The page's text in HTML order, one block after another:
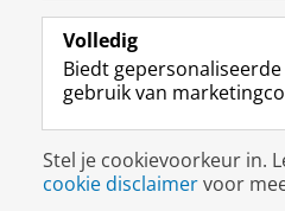
Alumni
Over ons
Disclaimer & Copyright
Volledig
Biedt
gebruik van
Stel je cookievoorkeur in.
cookie disclaimervoor